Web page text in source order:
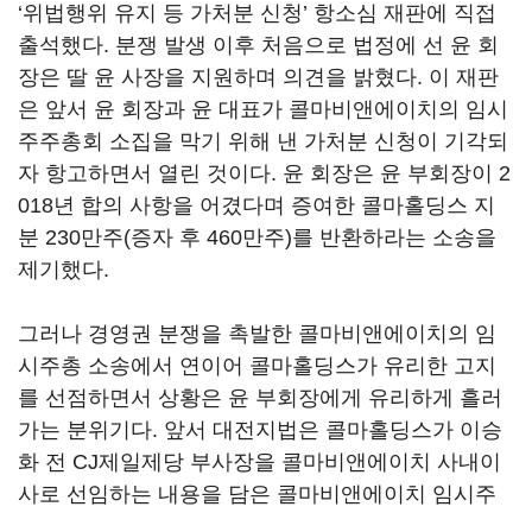
‘위법행위 유지 등 가처분 신청’ 항소심 재판에 직접
출석했다. 분쟁 발생 이후 처음으로 법정에 선 윤 회
장은 딸 윤 사장을 지원하며 의견을 밝혔다. 이 재판
은 앞서 윤 회장과 윤 대표가 콜마비앤에이치의 임시
주주총회 소집을 막기 위해 낸 가처분 신청이 기각되
자 항고하면서 열린 것이다. 윤 회장은 윤 부회장이 2
018년 합의 사항을 어겼다며 증여한 콜마홀딩스 지
분 230만주(증자 후 460만주)를 반환하라는 소송을
제기했다.
그러나 경영권 분쟁을 촉발한 콜마비앤에이치의 임
시주총 소송에서 연이어 콜마홀딩스가 유리한 고지
를 선점하면서 상황은 윤 부회장에게 유리하게 흘러
가는 분위기다. 앞서 대전지법은 콜마홀딩스가 이승
화 전 CJ제일제당 부사장을 콜마비앤에이치 사내이
사로 선임하는 내용을 담은 콜마비앤에이치 임시주